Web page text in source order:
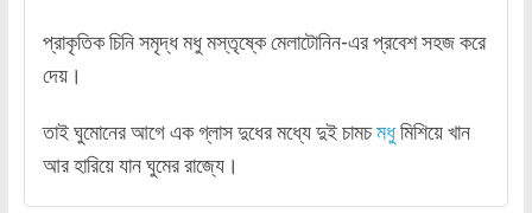
প্রাকৃতিক চিনি সমৃদ্ধ মধু মস্তৃষ্কে মেলাটোনিন-এর প্রবেশ সহজ করে
দেয়।
তাই ঘুমোনের আগে এক গ্লাস দুধের মধ্যে দুই চামচমধুমিশিয়ে খান
আর হারিয়ে যান ঘুমের রাজ্যে।